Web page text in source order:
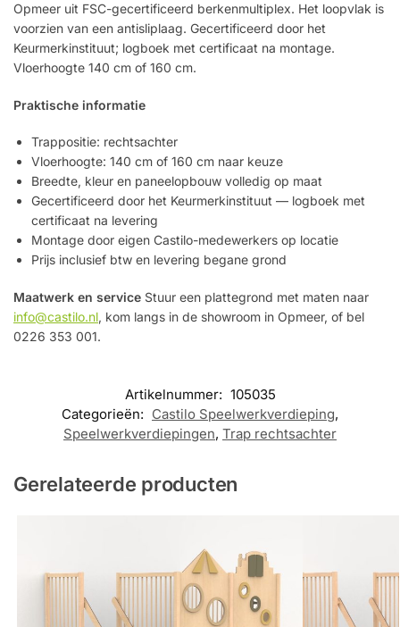
Opmeer uit FSC-gecertificeerd berkenmultiplex. Het loopvlak is
voorzien van een antisliplaag. Gecertificeerd door het
Keurmerkinstituut; logboek met certificaat na montage.
Vloerhoogte 140 cm of 160 cm.
Praktische informatie
Trappositie: rechtsachter
Vloerhoogte: 140 cm of 160 cm naar keuze
Breedte, kleur en paneelopbouw volledig op maat
Gecertificeerd door het Keurmerkinstituut — logboek met
certificaat na levering
Montage door eigen Castilo-medewerkers op locatie
Prijs inclusief btw en levering begane grond
Maatwerk en service Stuur een plattegrond met maten naar
info@castilo.nl, kom langs in de showroom in Opmeer, of bel
0226 353 001.
Artikelnummer: 105035
Categorieën: Castilo Speelwerkverdieping,
Speelwerkverdiepingen, Trap rechtsachter
Gerelateerde producten